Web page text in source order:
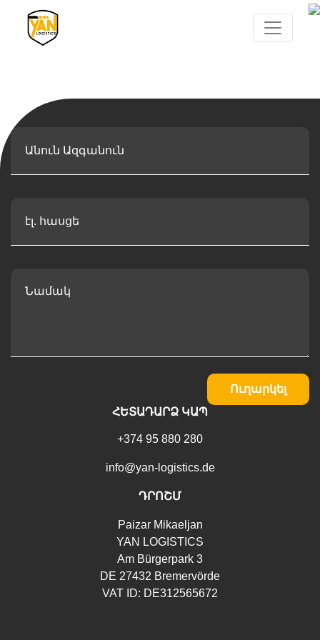
ՀԵՏԱԴԱՐՁ ԿԱՊ
+374 95 880 280
info@yan-logistics.de
ԴՐՈՇՄ
Paizar Mikaeljan
YAN LOGISTICS
Am Bürgerpark 3
DE 27432 Bremervörde
VAT ID: DE312565672
Ուղարկել